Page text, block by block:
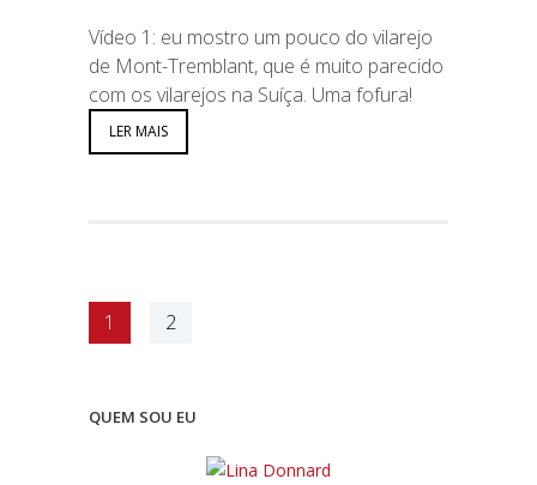
Vídeo 1: eu mostro um pouco do vilarejo
de Mont-Tremblant, que é muito parecido
com os vilarejos na Suíça. Uma fofura!
LER MAIS
1 2
QUEM SOU EU